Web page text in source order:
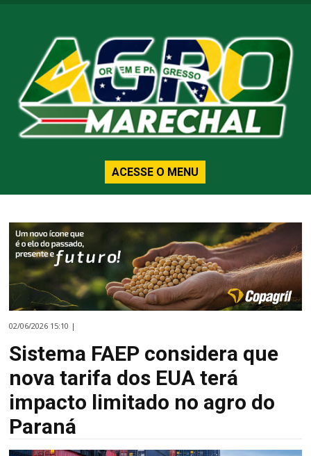
ACESSE O MENU
02/06/2026 15:10 |
Sistema FAEP considera que
nova tarifa dos EUA terá
impacto limitado no agro do
Paraná